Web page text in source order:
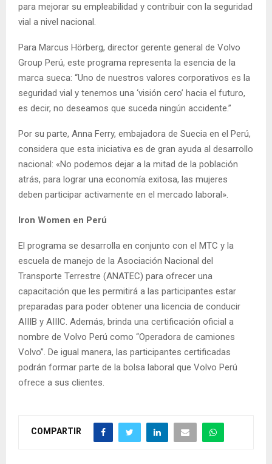
para mejorar su empleabilidad y contribuir con la seguridad
vial a nivel nacional.
Para Marcus Hörberg, director gerente general de Volvo
Group Perú, este programa representa la esencia de la
marca sueca: “Uno de nuestros valores corporativos es la
seguridad vial y tenemos una ‘visión cero’ hacia el futuro,
es decir, no deseamos que suceda ningún accidente.”
Por su parte, Anna Ferry, embajadora de Suecia en el Perú,
considera que esta iniciativa es de gran ayuda al desarrollo
nacional: «No podemos dejar a la mitad de la población
atrás, para lograr una economía exitosa, las mujeres
deben participar activamente en el mercado laboral».
Iron Women en Perú
El programa se desarrolla en conjunto con el MTC y la
escuela de manejo de la Asociación Nacional del
Transporte Terrestre (ANATEC) para ofrecer una
capacitación que les permitirá a las participantes estar
preparadas para poder obtener una licencia de conducir
AIIIB y AIIIC. Además, brinda una certificación oficial a
nombre de Volvo Perú como “Operadora de camiones
Volvo”. De igual manera, las participantes certificadas
podrán formar parte de la bolsa laboral que Volvo Perú
ofrece a sus clientes.
COMPARTIR